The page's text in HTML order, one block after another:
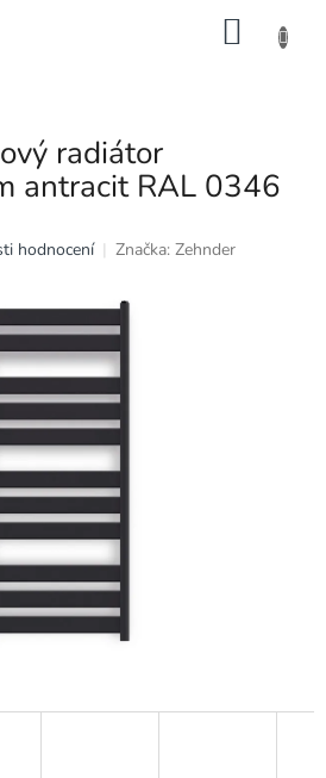
radiátor
antracit RAL 0346
hodnocení Značka: Zehnder